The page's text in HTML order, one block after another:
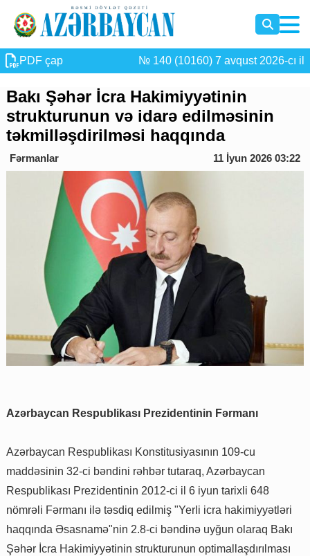
PDF çap № 140 (10160) 7 avqust 2026-cı il
Bakı Şəhər İcra Hakimiyyətinin
strukturunun və idarə edilməsinin
təkmilləşdirilməsi haqqında
Fərmanlar 11 İyun 2026 03:22
Azərbaycan Respublikası Prezidentinin Fərmanı
Azərbaycan Respublikası Konstitusiyasının 109-cu
maddəsinin 32-ci bəndini rəhbər tutaraq, Azərbaycan
Respublikası Prezidentinin 2012-ci il 6 iyun tarixli 648
nömrəli Fərmanı ilə təsdiq edilmiş "Yerli icra hakimiyyətləri
haqqında Əsasnamə"nin 2.8-ci bəndinə uyğun olaraq Bakı
Şəhər İcra Hakimiyyətinin strukturunun optimallaşdırılması